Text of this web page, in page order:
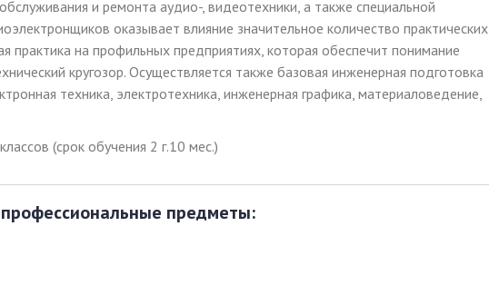
и ремонта аудио-, видеотехники, а также специальной
оказывает влияние значительное количество практических
на профильных предприятиях, которая обеспечит понимание
кругозор. Осуществляется также базовая инженерная подготовка
техника, электротехника, инженерная графика, материаловедение,
(срок обучения 2 г.10 мес.)
предметы: